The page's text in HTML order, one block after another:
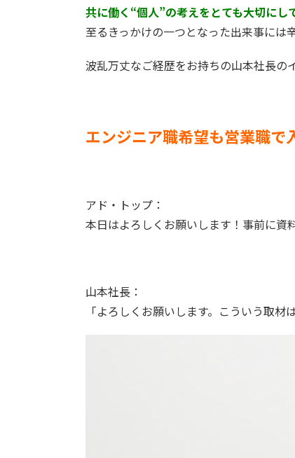
共に働く“個人”の考えをとても大切に
至るきっかけの一つとなった出来事には
波乱万丈なご経歴をお持ちの山本社長の
エンジニア職希望も営業職で
アド・トップ：
本日はよろしくお願いします！事前に資
山本社長：
「よろしくお願いします。こういう取材